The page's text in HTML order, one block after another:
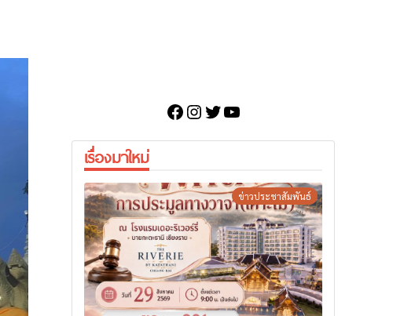
Facebook
Instagram
Twitter
YouTube
เรื่องมาใหม่
ข่าวประชาสัมพันธ์